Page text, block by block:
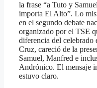
la frase “a Tuto y
importa El Alto”. Lo
en el segundo debate
organizado por el TSE
diferencia del celebrado
Cruz, careció de la
Samuel, Manfred e
Andrónico. El mensaje
estuvo claro.